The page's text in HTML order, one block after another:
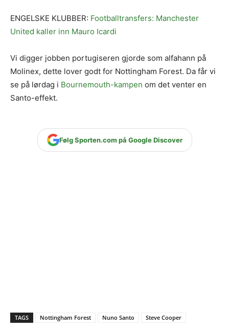
ENGELSKE KLUBBER: Footballtransfers: Manchester
United kaller inn Mauro Icardi
Vi digger jobben portugiseren gjorde som alfahann på
Molinex, dette lover godt for Nottingham Forest. Da får vi
se på lørdag i Bournemouth-kampen om det venter en
Santo-effekt.
Følg Sporten.com på Google Discover
TAGS Nottingham Forest Nuno Santo Steve Cooper